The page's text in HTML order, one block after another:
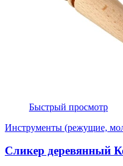
Быстрый просмотр
Инструменты (режущие,
Сликер деревянный